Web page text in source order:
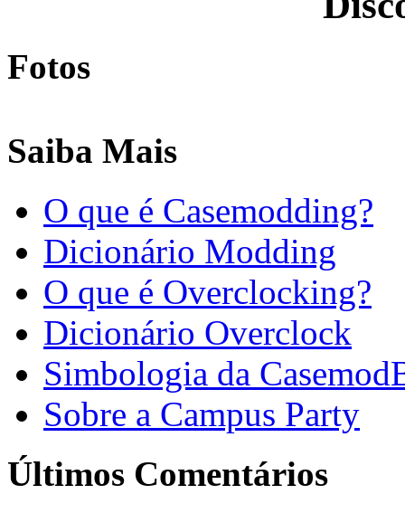
Fotos
Saiba Mais
O que é Casemodding?
Dicionário Modding
O que é Overclocking?
Dicionário Overclock
Simbologia da
Sobre a Campus Party
Últimos Comentários